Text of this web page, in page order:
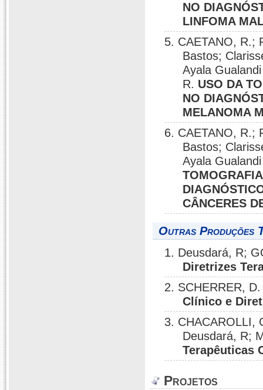
NO
LINFOMA
5. CAETANO, R.;
Bastos;
Ayala
R. USO DA
NO
MELANOMA
6. CAETANO, R.;
Bastos;
Ayala
CÂNCERES
Outras Produções
1. Deusdará, R;
Diretrizes
2. SCHERRER,
Clínico e
3. CHACAROLLI,
Deusdará, R;
Terapêuticas
Projetos